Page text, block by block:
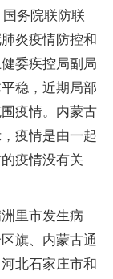
务院联防联
炎疫情防控和
委疾控局副局
稳，近期局部
疫情。内蒙古
疫情是由一起
疫情没有关
里市发生病
旗、内蒙古通
北石家庄市和